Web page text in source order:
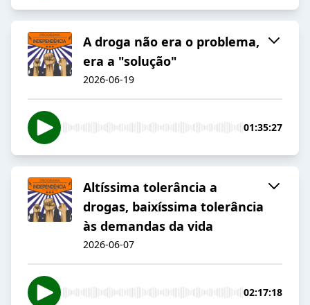
A droga não era o problema,
era a "solução"
2026-06-19
01:35:27
Altíssima tolerância a
drogas, baixíssima tolerância
às demandas da vida
2026-06-07
02:17:18